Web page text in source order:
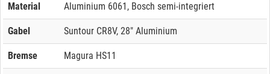
Material Aluminium 6061, Bosch semi-integriert
Gabel Suntour CR8V, 28" Aluminium
Bremse Magura HS11